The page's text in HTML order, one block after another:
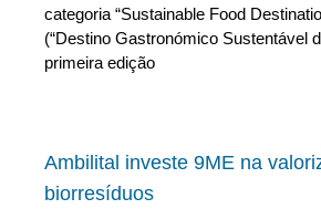
categoria “Sustainable Food
(“Destino Gastronómico Sustentável
primeira edição
Ambilital investe 9ME na
biorresíduos